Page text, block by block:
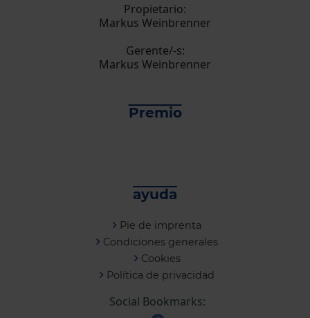
Propietario:
Markus Weinbrenner
Gerente/-s:
Markus Weinbrenner
Premio
ayuda
Pie de imprenta
Condiciones generales
Cookies
Política de privacidad
Social Bookmarks: